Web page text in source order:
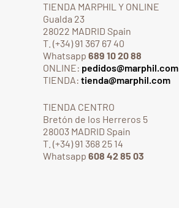
TIENDA MARPHIL Y ONLINE
Gualda 23
28022 MADRID Spain
T. (+34) 91 367 67 40
Whatsapp 689 10 20 88
ONLINE: pedidos@marphil.com
TIENDA: tienda@marphil.com
TIENDA CENTRO
Bretón de los Herreros 5
28003 MADRID Spain
T. (+34) 91 368 25 14
Whatsapp 608 42 85 03